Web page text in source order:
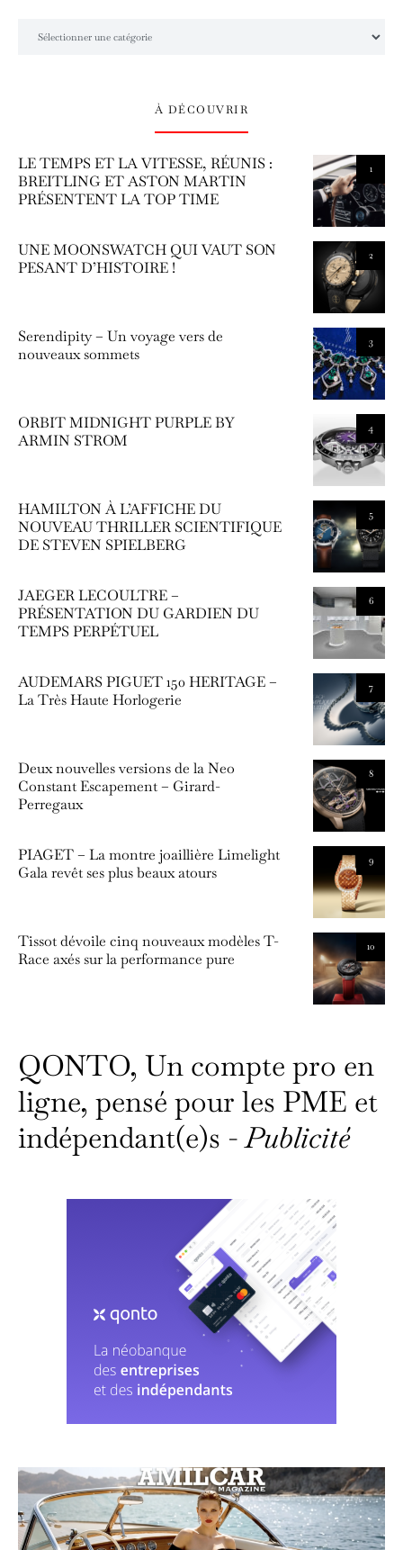
À DÉCOUVRIR
1
LE TEMPS ET LA VITESSE, RÉUNIS :
BREITLING ET ASTON MARTIN
PRÉSENTENT LA TOP TIME
2
UNE MOONSWATCH QUI VAUT SON
PESANT D’HISTOIRE !
3
Serendipity – Un voyage vers de
nouveaux sommets
4
ORBIT MIDNIGHT PURPLE BY
ARMIN STROM
5
HAMILTON À L’AFFICHE DU
NOUVEAU THRILLER SCIENTIFIQUE
DE STEVEN SPIELBERG
6
JAEGER LECOULTRE –
PRÉSENTATION DU GARDIEN DU
TEMPS PERPÉTUEL
7
AUDEMARS PIGUET 150 HERITAGE –
La Très Haute Horlogerie
8
Deux nouvelles versions de la Neo
Constant Escapement – Girard-
Perregaux
9
PIAGET – La montre joaillière Limelight
Gala revêt ses plus beaux atours
10
Tissot dévoile cinq nouveaux modèles T-
Race axés sur la performance pure
QONTO, Un compte pro en
ligne, pensé pour les PME et
indépendant(e)s -Publicité